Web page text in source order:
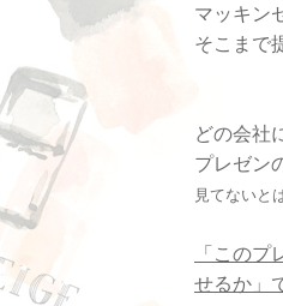
マッキン
そこまで
どの会社
プレゼン
見てないと
「この
せるか」